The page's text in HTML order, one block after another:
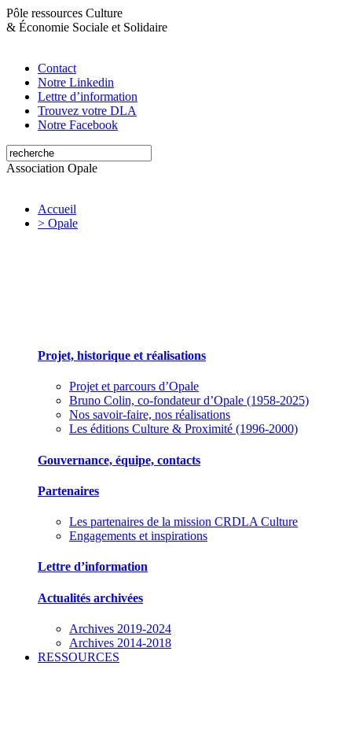
Pôle ressources Culture
& Économie Sociale et Solidaire
Contact
Notre Linkedin
Lettre d’information
Trouvez votre DLA
Notre Facebook
Association Opale
Accueil
> Opale
Projet, historique et réalisations
Projet et parcours d’Opale
Bruno Colin, co-fondateur d’Opale (1958-2025)
Nos savoir-faire, nos réalisations
Les éditions Culture & Proximité (1996-2000)
Gouvernance, équipe, contacts
Partenaires
Les partenaires de la mission CRDLA Culture
Engagements et inspirations
Lettre d’information
Actualités archivées
Archives 2019-2024
Archives 2014-2018
RESSOURCES